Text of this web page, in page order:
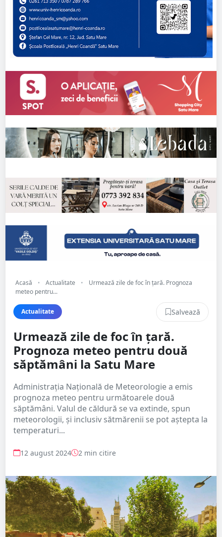
Acasă • Actualitate •
Urmează zile de foc în țară. Prognoza
meteo pentru...
Actualitate Salvează
Urmează zile de foc în țară.
Prognoza meteo pentru două
săptămâni la Satu Mare
Administrația Națională de Meteorologie a emis
prognoza meteo pentru următoarele două
săptămâni. Valul de căldură se va extinde, spun
meteorologii, și inclusiv sătmărenii se pot aștepta la
temperaturi...
12 august 2024 2 min citire